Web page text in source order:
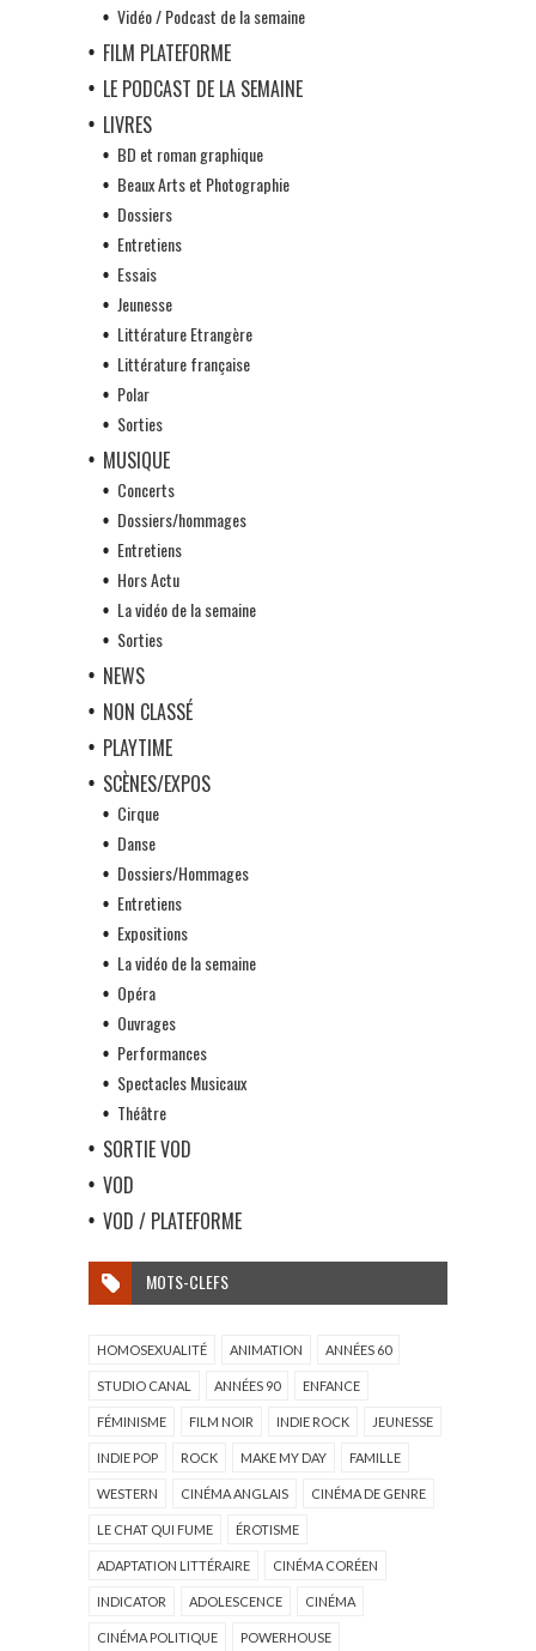
Vidéo / Podcast de la semaine
FILM PLATEFORME
LE PODCAST DE LA SEMAINE
LIVRES
BD et roman graphique
Beaux Arts et Photographie
Dossiers
Entretiens
Essais
Jeunesse
Littérature Etrangère
Littérature française
Polar
Sorties
MUSIQUE
Concerts
Dossiers/hommages
Entretiens
Hors Actu
La vidéo de la semaine
Sorties
NEWS
NON CLASSÉ
PLAYTIME
SCÈNES/EXPOS
Cirque
Danse
Dossiers/Hommages
Entretiens
Expositions
La vidéo de la semaine
Opéra
Ouvrages
Performances
Spectacles Musicaux
Théâtre
SORTIE VOD
VOD
VOD / PLATEFORME
MOTS-CLEFS
HOMOSEXUALITÉ ANIMATION ANNÉES 60
STUDIO CANAL ANNÉES 90 ENFANCE
FÉMINISME FILM NOIR INDIE ROCK JEUNESSE
INDIE POP ROCK MAKE MY DAY FAMILLE
WESTERN CINÉMA ANGLAIS CINÉMA DE GENRE
LE CHAT QUI FUME ÉROTISME
ADAPTATION LITTÉRAIRE CINÉMA CORÉEN
INDICATOR ADOLESCENCE CINÉMA
CINÉMA POLITIQUE POWERHOUSE